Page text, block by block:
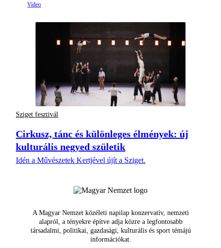
Sziget fesztivál
Cirkusz, tánc és különleges élmények: új
kulturális negyed születik
Idén a Művészetek Kertjével újít a Sziget.
A Magyar Nemzet közéleti napilap konzervatív, nemzeti
alapról, a tényekre építve adja közre a legfontosabb
társadalmi, politikai, gazdasági, kulturális és sport témájú
információkat.